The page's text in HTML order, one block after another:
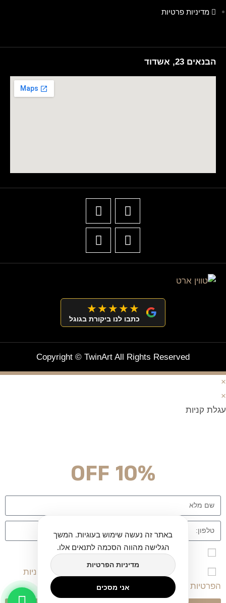
מדיניות פרטיות
הבנאים 23, אשדוד
★★★★★
כתבו לנו ביקורת בגוגל
Copyright © TwinArt All Rights Reserved
באתר זה נעשה שימוש בעוגיות. המשך
הגלישה מהווה הסכמה לתנאים אלו.
מדיניות הפרטיות
אני מסכים
×
×
עגלת קניות
10% OFF
אני מאשר\ת הרשמה לרשימת הדיוור לאתר twinart
אני מאשר/ת שקראתי, הבנתי ומסכים/מה ל
מדיניות
הפרטיות
תקנון השימוש באתר.